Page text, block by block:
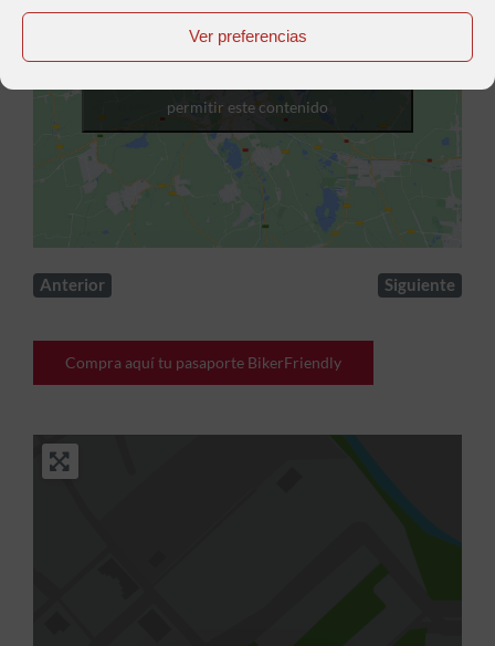
Ver preferencias
permitir este contenido
Anterior Siguiente
Compra aquí tu pasaporte BikerFriendly